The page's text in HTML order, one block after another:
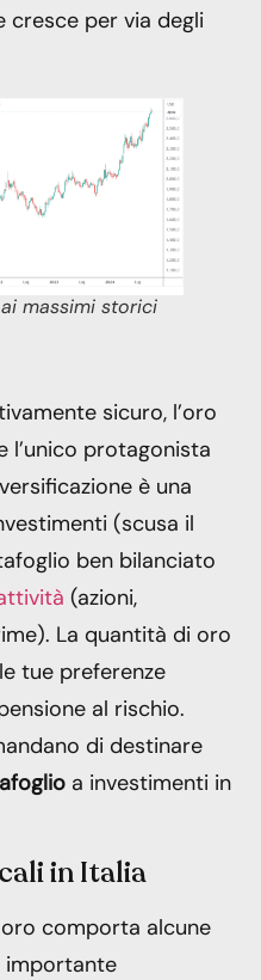
cresce per via degli
massimi storici
sicuro, l’oro
l’unico protagonista
è una
(scusa il
ben bilanciato
(azioni,
La quantità di oro
tue preferenze
al rischio.
di destinare
a investimenti in
in Italia
oro comporta alcune
importante